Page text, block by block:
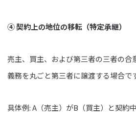
④ 契約上の地位の移転（特定承継）
売主、買主、および第三者の三者の合
義務を丸ごと第三者に譲渡する場合で
具体例: A（売主）がB（買主）と契約